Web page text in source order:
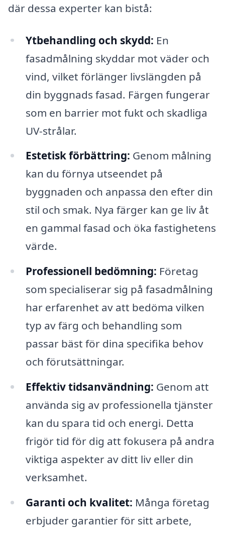
där dessa experter kan bistå:
Ytbehandling och skydd: En
fasadmålning skyddar mot väder och
vind, vilket förlänger livslängden på
din byggnads fasad. Färgen fungerar
som en barrier mot fukt och skadliga
UV-strålar.
Estetisk förbättring: Genom målning
kan du förnya utseendet på
byggnaden och anpassa den efter din
stil och smak. Nya färger kan ge liv åt
en gammal fasad och öka fastighetens
värde.
Professionell bedömning: Företag
som specialiserar sig på fasadmålning
har erfarenhet av att bedöma vilken
typ av färg och behandling som
passar bäst för dina specifika behov
och förutsättningar.
Effektiv tidsanvändning: Genom att
använda sig av professionella tjänster
kan du spara tid och energi. Detta
frigör tid för dig att fokusera på andra
viktiga aspekter av ditt liv eller din
verksamhet.
Garanti och kvalitet: Många företag
erbjuder garantier för sitt arbete,